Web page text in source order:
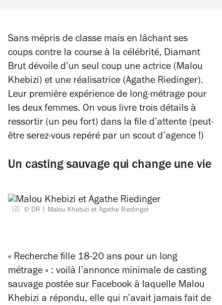
Sans mépris de classe mais en lâchant ses
coups contre la course à la célébrité, Diamant
Brut dévoile d’un seul coup une actrice (Malou
Khebizi) et une réalisatrice (Agathe Riedinger).
Leur première expérience de long-métrage pour
les deux femmes. On vous livre trois détails à
ressortir (un peu fort) dans la file d’attente (peut-
être serez-vous repéré par un scout d’agence !)
Un casting sauvage qui change une vie
© DR Malou Khebizi et Agathe Riedinger
« Recherche fille 18-20 ans pour un long
métrage » : voilà l’annonce minimale de casting
sauvage postée sur Facebook à laquelle Malou
Khebizi a répondu, elle qui n’avait jamais fait de